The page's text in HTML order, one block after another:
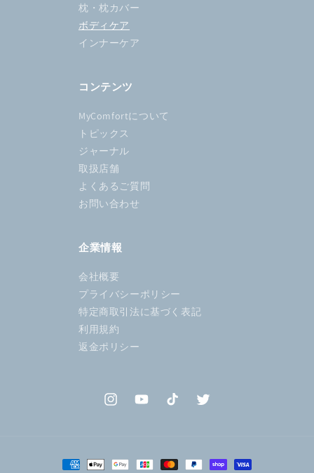
枕・枕カバー
ボディケア
インナーケア
コンテンツ
MyComfortについて
トピックス
ジャーナル
取扱店舗
よくあるご質問
お問い合わせ
企業情報
会社概要
プライバシーポリシー
特定商取引法に基づく表記
利用規約
返金ポリシー
InstagramYouTubeTikTok Twitter
決